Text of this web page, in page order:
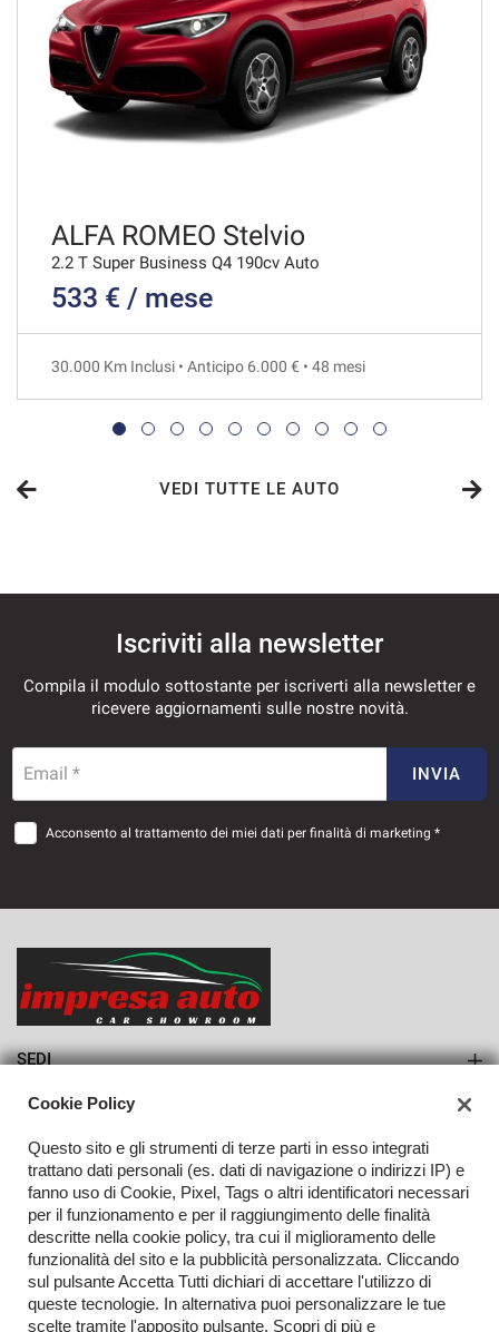
48 Mesi
VEDI
933€/mese
VEDI
944€/mese
36 Mesi
VEDI
977€/mese
36 Mesi
36 Mesi
VEDI
ALFA ROMEO Stelvio
2.2 T Super Business Q4 190cv Auto
533 € / mese
30.000 Km Inclusi • Anticipo 6.000 € • 48 mesi
VEDI TUTTE LE AUTO
Iscriviti alla newsletter
Compila il modulo sottostante per iscriverti alla newsletter e
ricevere aggiornamenti sulle nostre novità.
Email * INVIA
Acconsento al trattamento dei miei dati per finalità di marketing *
SEDI
Azienda
Contatti
TORNA IN CIMA
Cookie Policy
Questo sito e gli strumenti di terze parti in esso integrati
trattano dati personali (es. dati di navigazione o indirizzi IP) e
fanno uso di Cookie, Pixel, Tags o altri identificatori necessari
per il funzionamento e per il raggiungimento delle finalità
descritte nella cookie policy, tra cui il miglioramento delle
funzionalità del sito e la pubblicità personalizzata. Cliccando
sul pulsante Accetta Tutti dichiari di accettare l'utilizzo di
queste tecnologie. In alternativa puoi personalizzare le tue
scelte tramite l'apposito pulsante. Scopri di più e